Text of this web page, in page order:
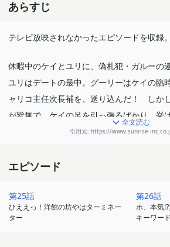
あらすじ
テレビ放映されなかったエピソードを収録。
休暇中のケイとユリに、偽札犯・ガルーの
ユリはデートの最中。グーリーはケイの臨
ャリコ主任次長補を、送り込んだ！ しか
が皆無で、ケイの足を引っ張るばかり。挙
て、偽札犯に捕まってしまう。デートか
に現れた青年を撃ってしまう！ ところが
不気味に迫るロボットに、パニックして逃
めく不死身のロボットと激突するアクシ
全文読む
引用元: https://www.sunrise-
エピソード
第25話
ひええっ！洋館の坊やはターミネー
ター
第26話
ホ、本気
キーワード